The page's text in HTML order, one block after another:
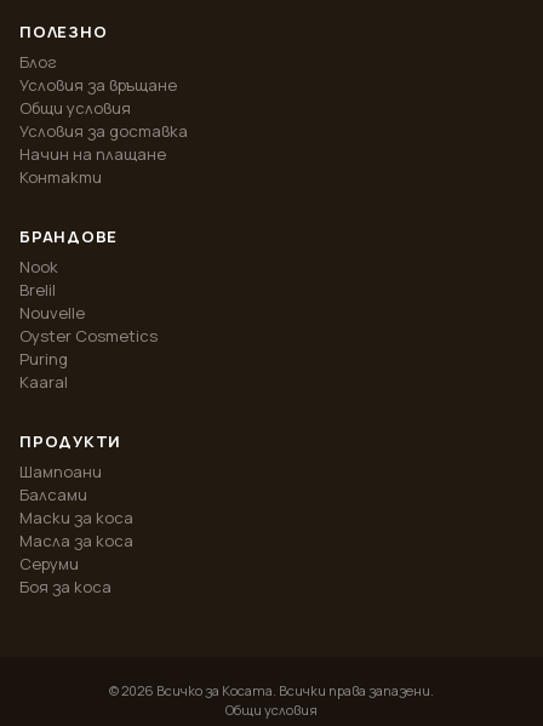
ПОЛЕЗНО
Блог
Условия за връщане
Общи условия
Условия за доставка
Начин на плащане
Контакти
БРАНДОВЕ
Nook
Brelil
Nouvelle
Oyster Cosmetics
Puring
Kaaral
ПРОДУКТИ
Шампоани
Балсами
Маски за коса
Масла за коса
Серуми
Боя за коса
©2026 Всичко за Косата. Всички права запазени.
Общи условия